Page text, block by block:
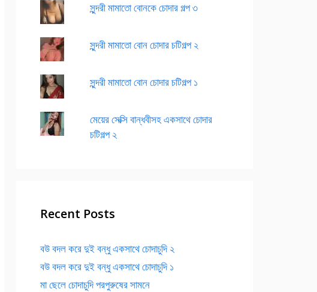
সুন্দরী মামাতো বোনকে চোদার গল্প ৩
সুন্দরী মামাতো বোন চোদার চটিগল্প ২
সুন্দরী মামাতো বোন চোদার চটিগল্প ১
মেয়ের সেক্সি বান্ধবীসহ একসাথে চোদার
চটিগল্প ২
Recent Posts
বউ বদল করে দুই বন্ধু একসাথে চোদাচুদি ২
বউ বদল করে দুই বন্ধু একসাথে চোদাচুদি ১
মা ছেলে চোদাচুদি পরপুরুষের সামনে